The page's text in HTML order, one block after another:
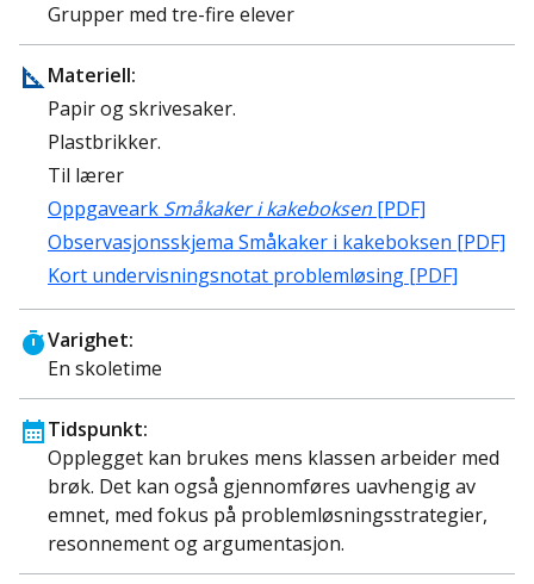
Grupper med tre-fire elever
Materiell:
Papir og skrivesaker.
Plastbrikker.
Til lærer
Oppgaveark Småkaker i kakeboksen [PDF]
Observasjonsskjema Småkaker i kakeboksen [PDF]
Kort undervisningsnotat problemløsing [PDF]
Varighet:
En skoletime
Tidspunkt:
Opplegget kan brukes mens klassen arbeider med
brøk. Det kan også gjennomføres uavhengig av
emnet, med fokus på problemløsningsstrategier,
resonnement og argumentasjon.